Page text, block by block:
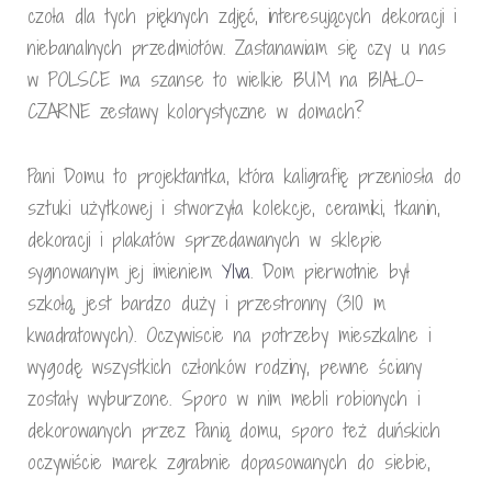
czoła dla tych pięknych zdjęć, interesujących dekoracji i
niebanalnych przedmiotów. Zastanawiam się czy u nas
w POLSCE ma szanse to wielkie BUM na BIAŁO-
CZARNE zestawy kolorystyczne w domach?
Pani Domu to projektantka, która kaligrafię przeniosła do
sztuki użytkowej i stworzyła kolekcje, ceramiki, tkanin,
dekoracji i plakatów sprzedawanych w sklepie
sygnowanym jej imieniem Ylva. Dom pierwotnie był
szkołą, jest bardzo duży i przestronny (310 m
kwadratowych). Oczywiscie na potrzeby mieszkalne i
wygodę wszystkich członków rodziny, pewne ściany
zostały wyburzone. Sporo w nim mebli robionych i
dekorowanych przez Panią domu, sporo też duńskich
oczywiście marek zgrabnie dopasowanych do siebie,